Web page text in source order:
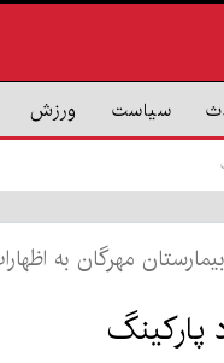
سیاست ورزش
مهرگان به
پارکینگ